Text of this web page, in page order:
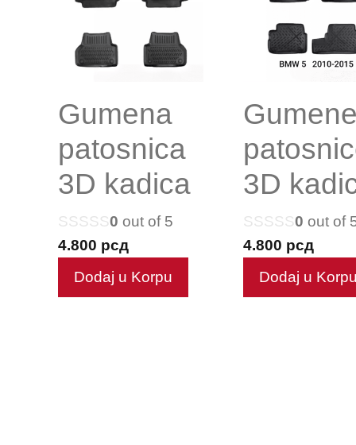
Gumena
patosnica
3D kadica
0 out of 5
4.800 рсд
Dodaj u Korpu
3D
0 out of
4.800 рсд
Dodaj u